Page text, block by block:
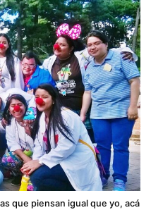
que piensan igual que yo, acá